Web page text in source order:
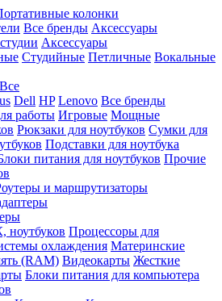
колонки
Все бренды Аксессуары
Аксессуары
Студийные Петличные Вокальные
Все
Dell HP Lenovo Все бренды
работы Игровые Мощные
Рюкзаки для ноутбуков Сумки для
Подставки для ноутбука
питания для ноутбуков Прочие
и маршрутизаторы
Процессоры для
охлаждения Материнские
(RAM) Видеокарты Жесткие
Блоки питания для компьютера